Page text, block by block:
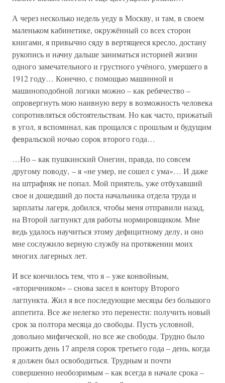
А через несколько недель уеду в Москву, и там, в своем
маленьком кабинетике, окружённый со всех сторон
книгами, я привычно сяду в вертящееся кресло, достану
рукопись и начну дальше заниматься историей жизни
одного замечательного и грустного учёного, умершего в
1912 году… Конечно, с помощью машинной и
машиноподобной логики можно – как ребячество –
опровергнуть мою наивную веру в возможность человека
сопротивляться обстоятельствам. Но как часто, прижатый
в угол, я вспоминал, как прощался с прошлым и будущим
февральской ночью сорок второго года…
…Но – как пушкинский Онегин, правда, по совсем
другому поводу, – я «не умер, не сошел с ума»… И даже
на штрафняк не попал. Мой приятель, уже отбухавший
свое и дошедший до поста начальника отдела труда и
зарплаты лагеря, добился, чтобы меня отправили назад,
на Второй лагпункт для работы нормировщиком. Мне
ведь удалось научиться этому дефицитному делу, и оно
мне сослужило верную службу на протяжении моих
многих лагерных лет.
И все кончилось тем, что я – уже конвойным,
«вторичником» – снова засел в контору Второго
лагпункта. Жил я все последующие месяцы без большого
аппетита. Все же нелегко это перенести: получить новый
срок за полтора месяца до свободы. Пусть условной,
довольно мифической, но все же свободы. Трудно было
прожить день 17 апреля сорок третьего года – день, когда
я должен был освободиться. Трудным и почти
совершенно необозримым – как всегда в начале срока –